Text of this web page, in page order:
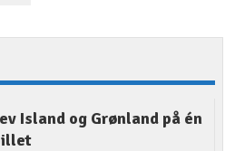
Island og Grønland på én